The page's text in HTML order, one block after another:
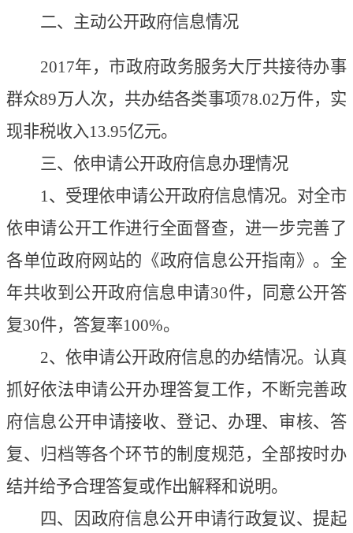
二、主动公开政府信息情况
2017年，市政府政务服务大厅共接待办事
群众89万人次，共办结各类事项78.02万件，实
现非税收入13.95亿元。
三、依申请公开政府信息办理情况
1、受理依申请公开政府信息情况。对全市
依申请公开工作进行全面督查，进一步完善了
各单位政府网站的《政府信息公开指南》。全
年共收到公开政府信息申请30件，同意公开答
复30件，答复率100%。
2、依申请公开政府信息的办结情况。认真
抓好依法申请公开办理答复工作，不断完善政
府信息公开申请接收、登记、办理、审核、答
复、归档等各个环节的制度规范，全部按时办
结并给予合理答复或作出解释和说明。
四、因政府信息公开申请行政复议、提起